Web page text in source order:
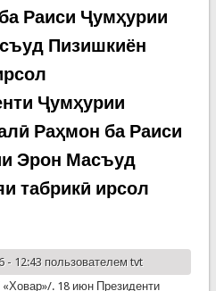
Раиси Ҷумҳурии
Пизишкиён
Ҷумҳурии
Раҳмон ба Раиси
Эрон Масъуд
табрикӣ ирсол
- 12:43 пользователем tvt
. 18 июн Президенти